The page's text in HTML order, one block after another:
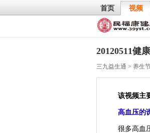
首页 视频
20120511健
三九益生通 > 养生
该视频主
高血压的
很多高血压